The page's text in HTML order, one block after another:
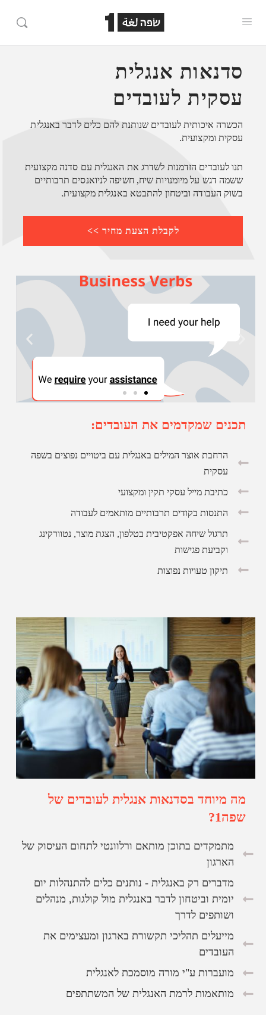
סדנאות אנגלית
עסקית לעובדים
הכשרה איכותית לעובדים שנותנת להם כלים לדבר באנגלית
עסקית ומקצועית.
תנו לעובדים הזדמנות לשדרג את האנגלית עם סדנה מקצועית
ששמה דגש על מיומנויות שיח, חשיפה לניואנסים תרבותיים
בשוק העבודה וביטחון להתבטא באנגלית מקצועית.
לקבלת הצעת מחיר >>
תכנים שמקדמים את העובדים:
הרחבת אוצר המילים באנגלית עם ביטויים נפוצים בשפה
עסקית
כתיבת מייל עסקי תקין ומקצועי
התנסות בקודים תרבותיים מותאמים לעבודה
תרגול שיחה אפקטיבית בטלפון, הצגת מוצר, נטוורקינג
וקביעת פגישות
תיקון טעויות נפוצות
מה מיוחד בסדנאות אנגלית לעובדים של
שפה1?
מתמקדים בתוכן מותאם ורלוונטי לתחום העיסוק של
הארגון
מדברים רק באנגלית - נותנים כלים להתנהלות יום
יומית וביטחון לדבר באנגלית מול קולגות, מנהלים
ושותפים לדרך
מייעלים תהליכי תקשורת בארגון ומעצימים את
העובדים
מועברות ע"י מורה מוסמכת לאנגלית
מותאמות לרמת האנגלית של המשתתפים